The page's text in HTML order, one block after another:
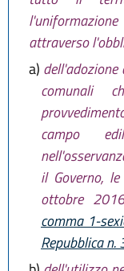
attraverso
a) dell'adozione
comunali
campo
il Governo,
ottobre
comma 1-
Repubblica